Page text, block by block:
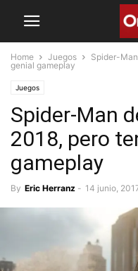
Home Juegos
Spider-
genial gameplay
Juegos
Spider-Man
2018, pero
gameplay
By Eric Herranz - 14 junio,